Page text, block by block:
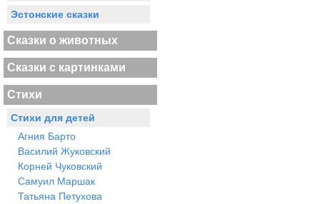
Эстонские сказки
Сказки о животных
Сказки с картинками
Стихи
Стихи для детей
Агния Барто
Василий Жуковский
Корней Чуковский
Самуил Маршак
Татьяна Петухова